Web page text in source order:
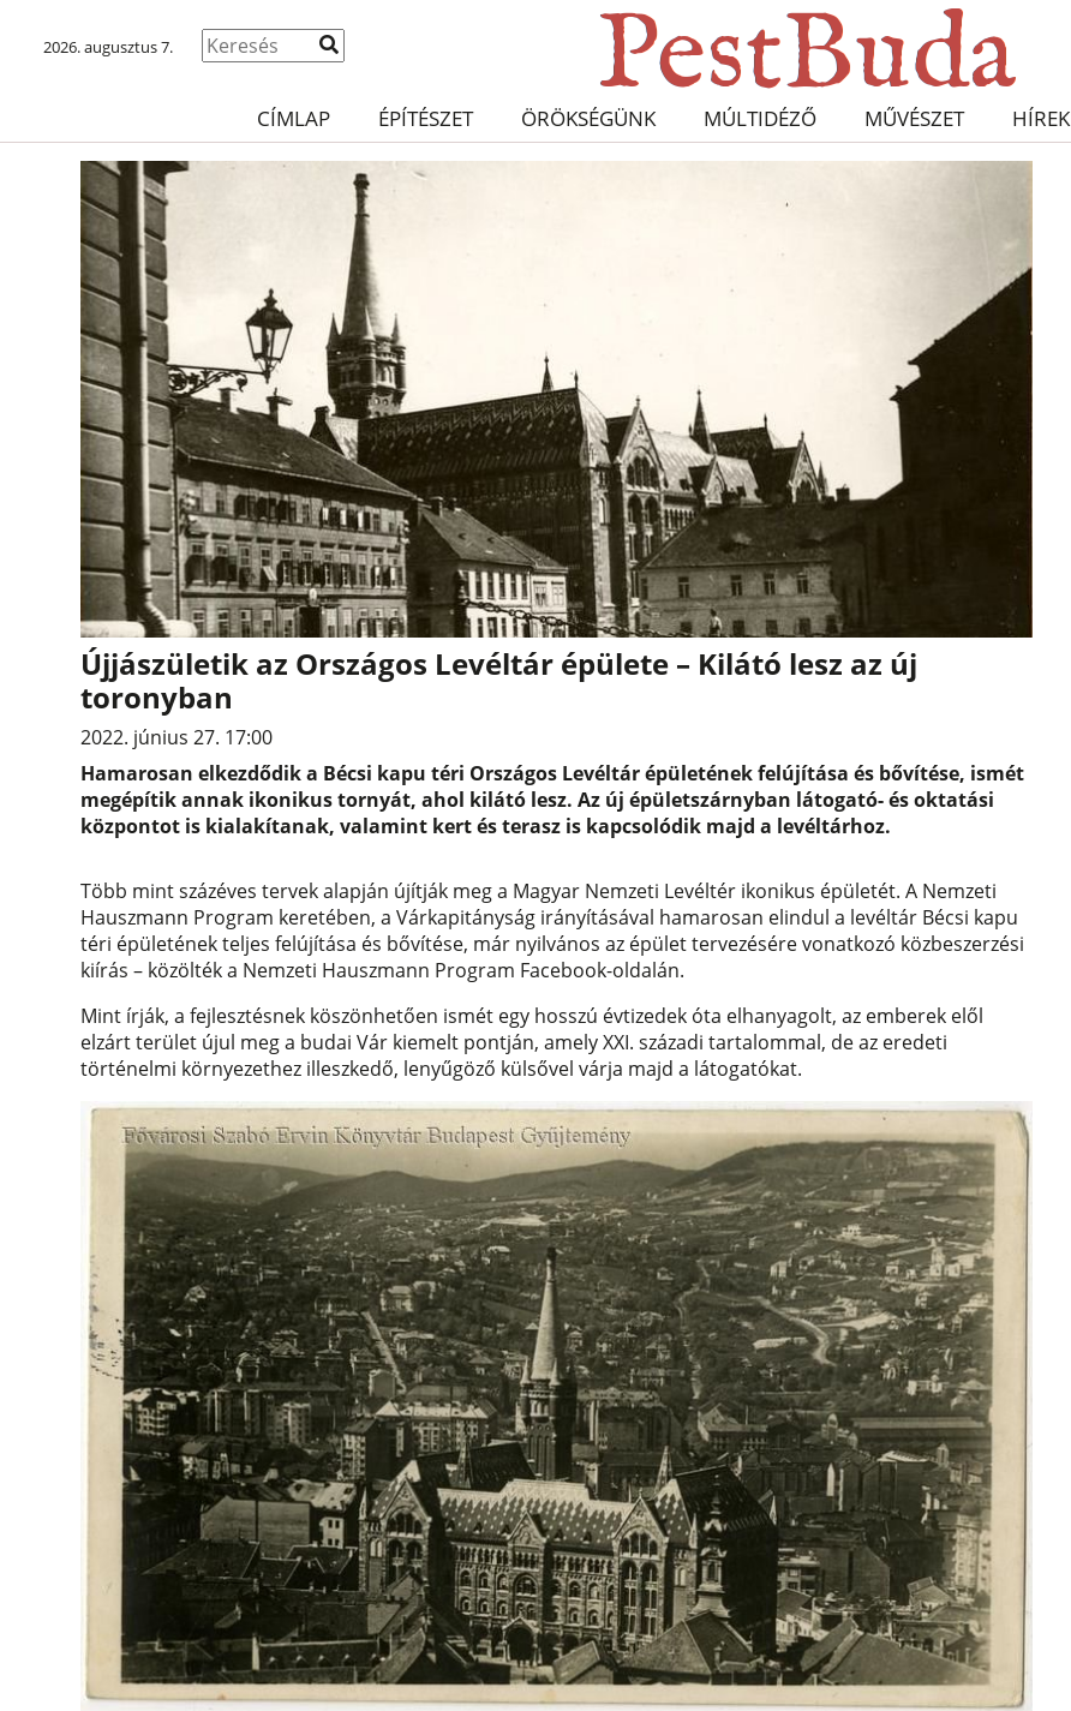
2026. augusztus 7.
CÍMLAP ÉPÍTÉSZET ÖRÖKSÉGÜNK MÚLTIDÉZŐ MŰVÉSZET HÍREK
Újjászületik az Országos Levéltár épülete – Kilátó lesz az új
toronyban
2022. június 27. 17:00
Hamarosan elkezdődik a Bécsi kapu téri Országos Levéltár épületének felújítása és bővítése, ismét
megépítik annak ikonikus tornyát, ahol kilátó lesz. Az új épületszárnyban látogató- és oktatási
központot is kialakítanak, valamint kert és terasz is kapcsolódik majd a levéltárhoz.
Több mint százéves tervek alapján újítják meg a Magyar Nemzeti Levéltér ikonikus épületét. A Nemzeti
Hauszmann Program keretében, a Várkapitányság irányításával hamarosan elindul a levéltár Bécsi kapu
téri épületének teljes felújítása és bővítése, már nyilvános az épület tervezésére vonatkozó közbeszerzési
kiírás – közölték a Nemzeti Hauszmann Program Facebook-oldalán.
Mint írják, a fejlesztésnek köszönhetően ismét egy hosszú évtizedek óta elhanyagolt, az emberek elől
elzárt terület újul meg a budai Vár kiemelt pontján, amely XXI. századi tartalommal, de az eredeti
történelmi környezethez illeszkedő, lenyűgöző külsővel várja majd a látogatókat.